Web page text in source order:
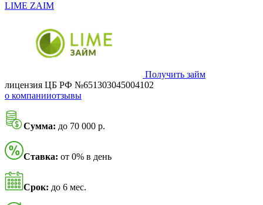
LIME ZAIM
Получить займ
лицензия ЦБ РФ №651303045004102
о компанииотзывы
Сумма: до 70 000 р.
Ставка: от 0% в день
Срок: до 6 мес.